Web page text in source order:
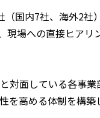
国内7社、海外2社
現場への直接ヒア
対面している各事
高める体制を構築